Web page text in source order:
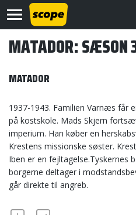
Om
Scope
Kontakt
MATADOR: SÆSON
MATADOR
1937-1943. Familien Varnæs får
på kostskole. Mads Skjern
imperium. Han køber en
Krestens missionske søster.
Iben er en fejltagelse.Tyskernes
borgerne deltager i
går direkte til angreb.